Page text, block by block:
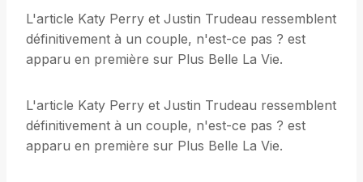
L'article Katy Perry et Justin Trudeau ressemblent
définitivement à un couple, n'est-ce pas ? est
apparu en première sur Plus Belle La Vie.
L'article Katy Perry et Justin Trudeau ressemblent
définitivement à un couple, n'est-ce pas ? est
apparu en première sur Plus Belle La Vie.